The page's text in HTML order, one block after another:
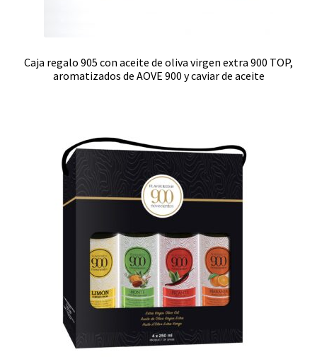
Caja regalo 905 con aceite de oliva virgen extra 900 TOP,
aromatizados de AOVE 900 y caviar de aceite